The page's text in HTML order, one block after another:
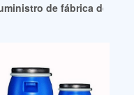
para caucho tirupur
de fábrica de